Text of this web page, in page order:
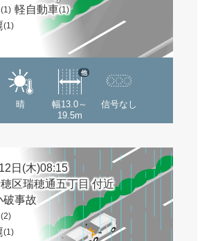
(1) 軽自動車(1)
(1)
晴
幅13.0～
19.5m
他
信号なし
日(木)08:15
区瑞穂通五丁目 付近
破事故
(2)
(1)